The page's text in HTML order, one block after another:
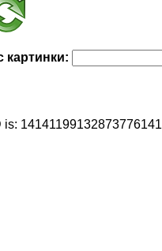
картинки:
is: 14141199132873776141